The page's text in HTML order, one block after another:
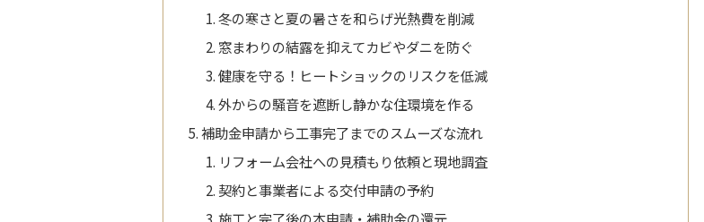
冬の寒さと夏の暑さを和らげ光熱費を削減
窓まわりの結露を抑えてカビやダニを防ぐ
健康を守る！ヒートショックのリスクを低減
外からの騒音を遮断し静かな住環境を作る
補助金申請から工事完了までのスムーズな流れ
リフォーム会社への見積もり依頼と現地調査
契約と事業者による交付申請の予約